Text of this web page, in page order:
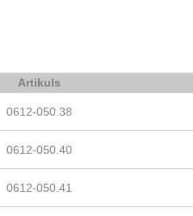
Artikuls
0612-050.38
0612-050.40
0612-050.41